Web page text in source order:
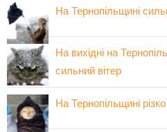
На Тернопільщині
На вихідні на
сильний вітер
На Тернопільщині